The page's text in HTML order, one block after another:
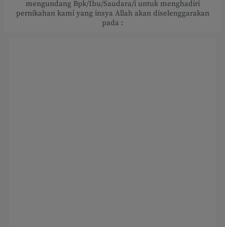
mengundang Bpk/Ibu/Saudara/i untuk menghadiri
pernikahan kami yang insya Allah akan diselenggarakan
pada :